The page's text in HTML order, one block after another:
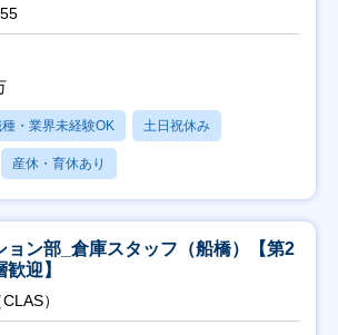
・業界未経験OK 土日祝休み
産休・育休あり
ョン部_倉庫スタッフ（船橋）【第2
迎】
）